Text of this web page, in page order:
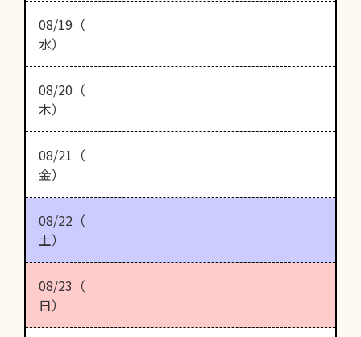
08/19（
水）
08/20（
木）
08/21（
金）
08/22（
土）
08/23（
日）